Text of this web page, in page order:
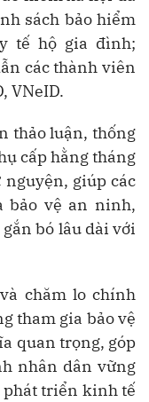
sách bảo hiểm
tế hộ gia đình;
các thành viên
VNeID.
thảo luận, thống
cấp hằng tháng
giúp các
bảo vệ an ninh,
bó lâu dài với
chăm lo chính
tham gia bảo vệ
quan trọng, góp
nhân dân vững
phát triển kinh tế